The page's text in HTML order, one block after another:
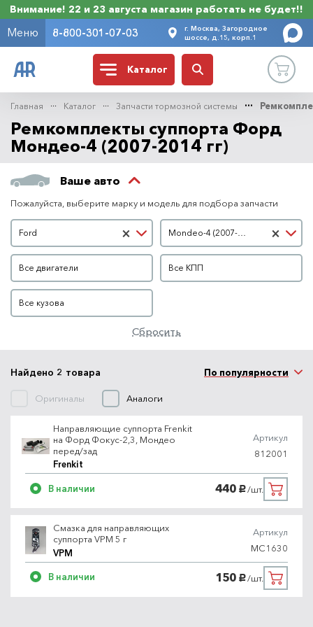
Внимание! 22 и 23 августа магазин работать не будет!!
Меню 8-800-301-07-03
г. Москва, Загородное
шоссе, д.15, корп.1
Каталог
Главная Каталог Запчасти тормозной системы
Ремкомплекты суппорта Форд
Мондео-4 (2007-2014 гг)
Ваше авто
Пожалуйста, выберите марку и модель для подбора запчасти
Марка автомобиля
×
Ford
Модель автомобиля
×
Mondeo-4 (2007-2014 гг)
Двигатель
Все двигатели
КПП
Все КПП
Кузов
Все кузова
Сбросить
Найдено 2 товара
Оригиналы Аналоги
По популярности
Направляющие суппорта Frenkit
на Форд Фокус-2,3, Мондео
перед/зад
Frenkit
Артикул
812001
В наличии 440 руб./шт.
Смазка для направляющих
суппорта VPM 5 г
VPM
Артикул
МС1630
В наличии 150 руб./шт.